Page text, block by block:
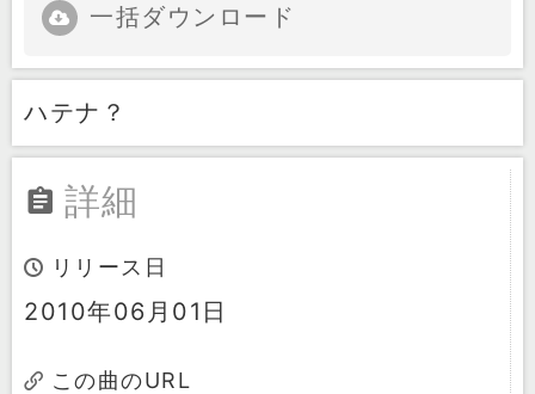
一括ダウンロード
ハテナ？
詳細
リリース日
2010年06月01日
この曲のURL